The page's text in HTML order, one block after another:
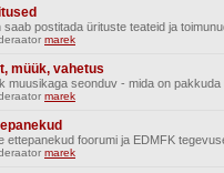
saab postitada ürituste teateid ja
marek
müük, vahetus
muusikaga seonduv - mida on
marek
ettepanekud foorumi ja EDMFK
marek